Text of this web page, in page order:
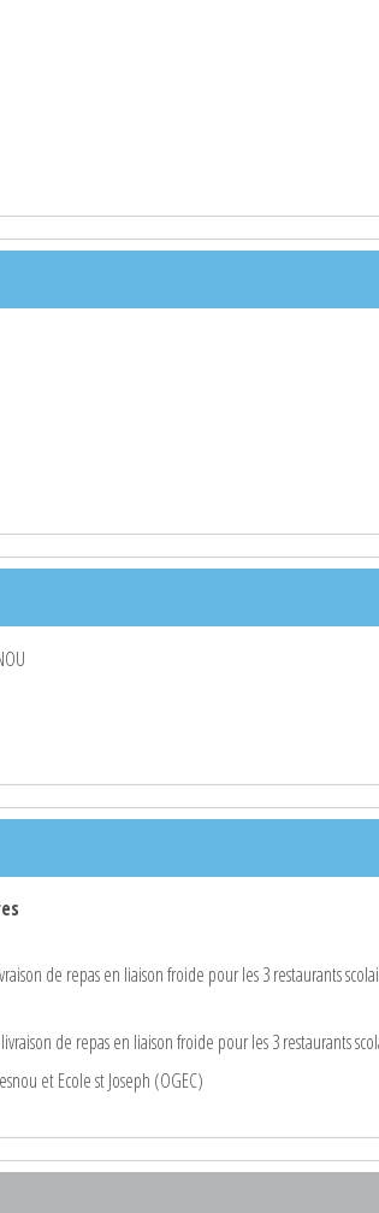
de repas en liaison froide pour les 3 restaurants
de repas en liaison froide pour les 3 restaurants
et Ecole st Joseph (OGEC)